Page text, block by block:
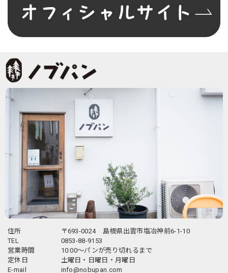
住所
〒693-0024 島根県出雲市塩冶神前6-1-10
TEL
0853-88-9153
営業時間
10:00～パンが売り切れるまで
定休日
土曜日・日曜日・月曜日
E-mail
info@nobupan.com